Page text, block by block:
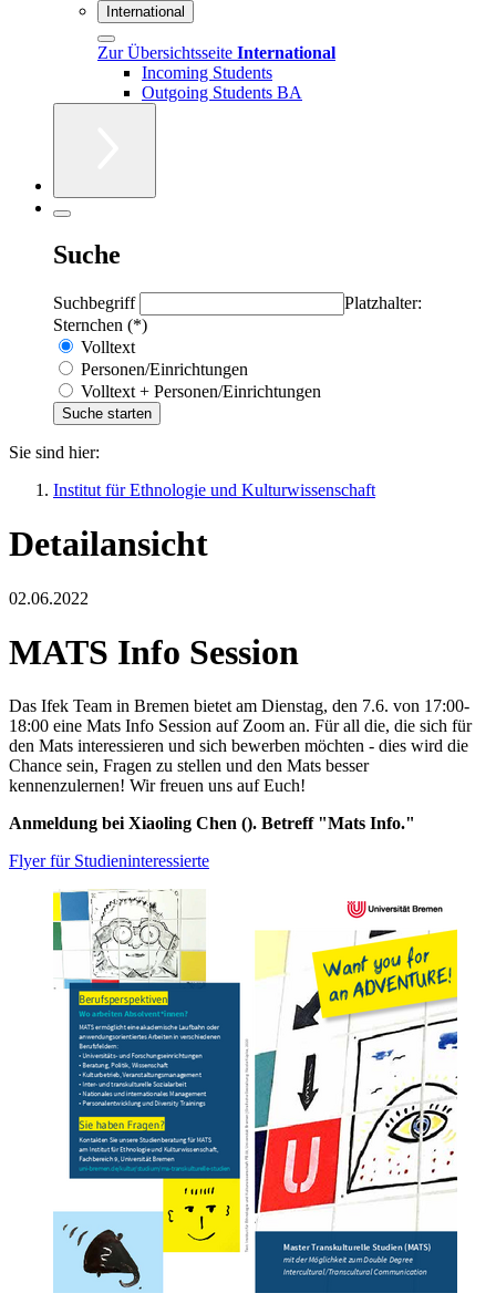
International
Zur Übersichtsseite International
Incoming Students
Outgoing Students BA
Suche
Suchbegriff
Platzhalter:
Sternchen (*)
Volltext
Personen/Einrichtungen
Volltext + Personen/Einrichtungen
Sie sind hier:
Institut für Ethnologie und Kulturwissenschaft
Detailansicht
02.06.2022
MATS Info Session
Das Ifek Team in Bremen bietet am Dienstag, den 7.6. von 17:00-
18:00 eine Mats Info Session auf Zoom an. Für all die, die sich für
den Mats interessieren und sich bewerben möchten - dies wird die
Chance sein, Fragen zu stellen und den Mats besser
kennenzulernen! Wir freuen uns auf Euch!
Anmeldung bei Xiaoling Chen (). Betreff "Mats Info."
Flyer für Studieninteressierte